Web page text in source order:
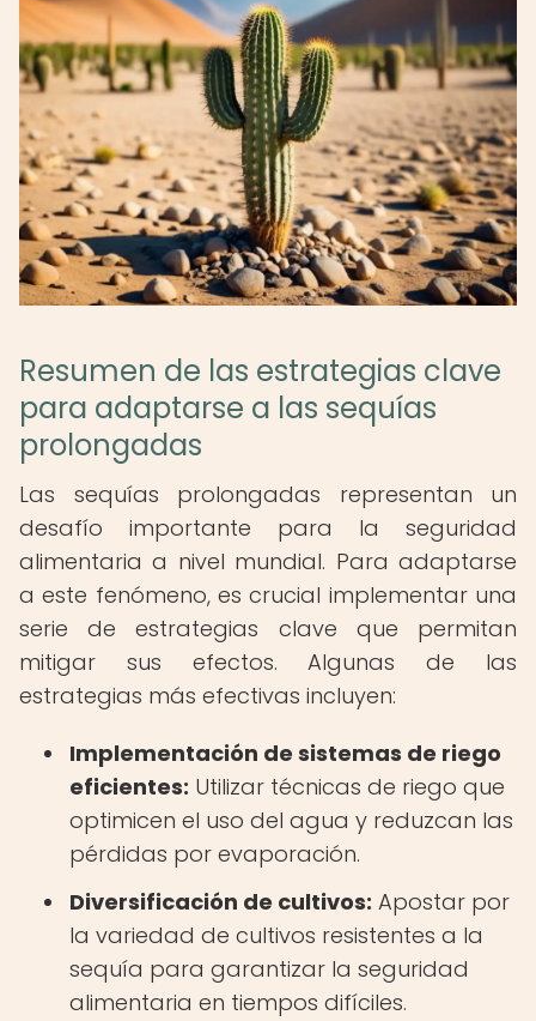
Resumen de las estrategias clave
para adaptarse a las sequías
prolongadas
Las sequías prolongadas representan un
desafío importante para la seguridad
alimentaria a nivel mundial. Para adaptarse
a este fenómeno, es crucial implementar una
serie de estrategias clave que permitan
mitigar sus efectos. Algunas de las
estrategias más efectivas incluyen:
Implementación de sistemas de riego
eficientes: Utilizar técnicas de riego que
optimicen el uso del agua y reduzcan las
pérdidas por evaporación.
Diversificación de cultivos: Apostar por
la variedad de cultivos resistentes a la
sequía para garantizar la seguridad
alimentaria en tiempos difíciles.